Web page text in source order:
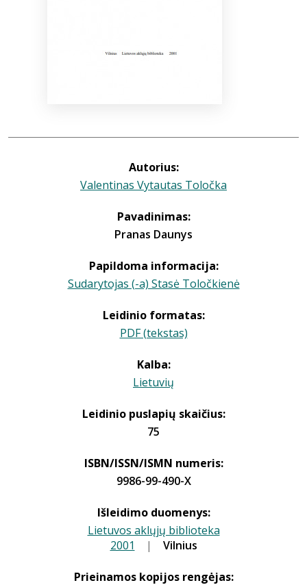
Autorius:
Valentinas Vytautas Toločka
Pavadinimas:
Pranas Daunys
Papildoma informacija:
Sudarytojas (-a) Stasė Toločkienė
Leidinio formatas:
PDF (tekstas)
Kalba:
Lietuvių
Leidinio puslapių skaičius:
75
ISBN/ISSN/ISMN numeris:
9986-99-490-X
Išleidimo duomenys:
Lietuvos aklųjų biblioteka
2001 | Vilnius
Prieinamos kopijos rengėjas: